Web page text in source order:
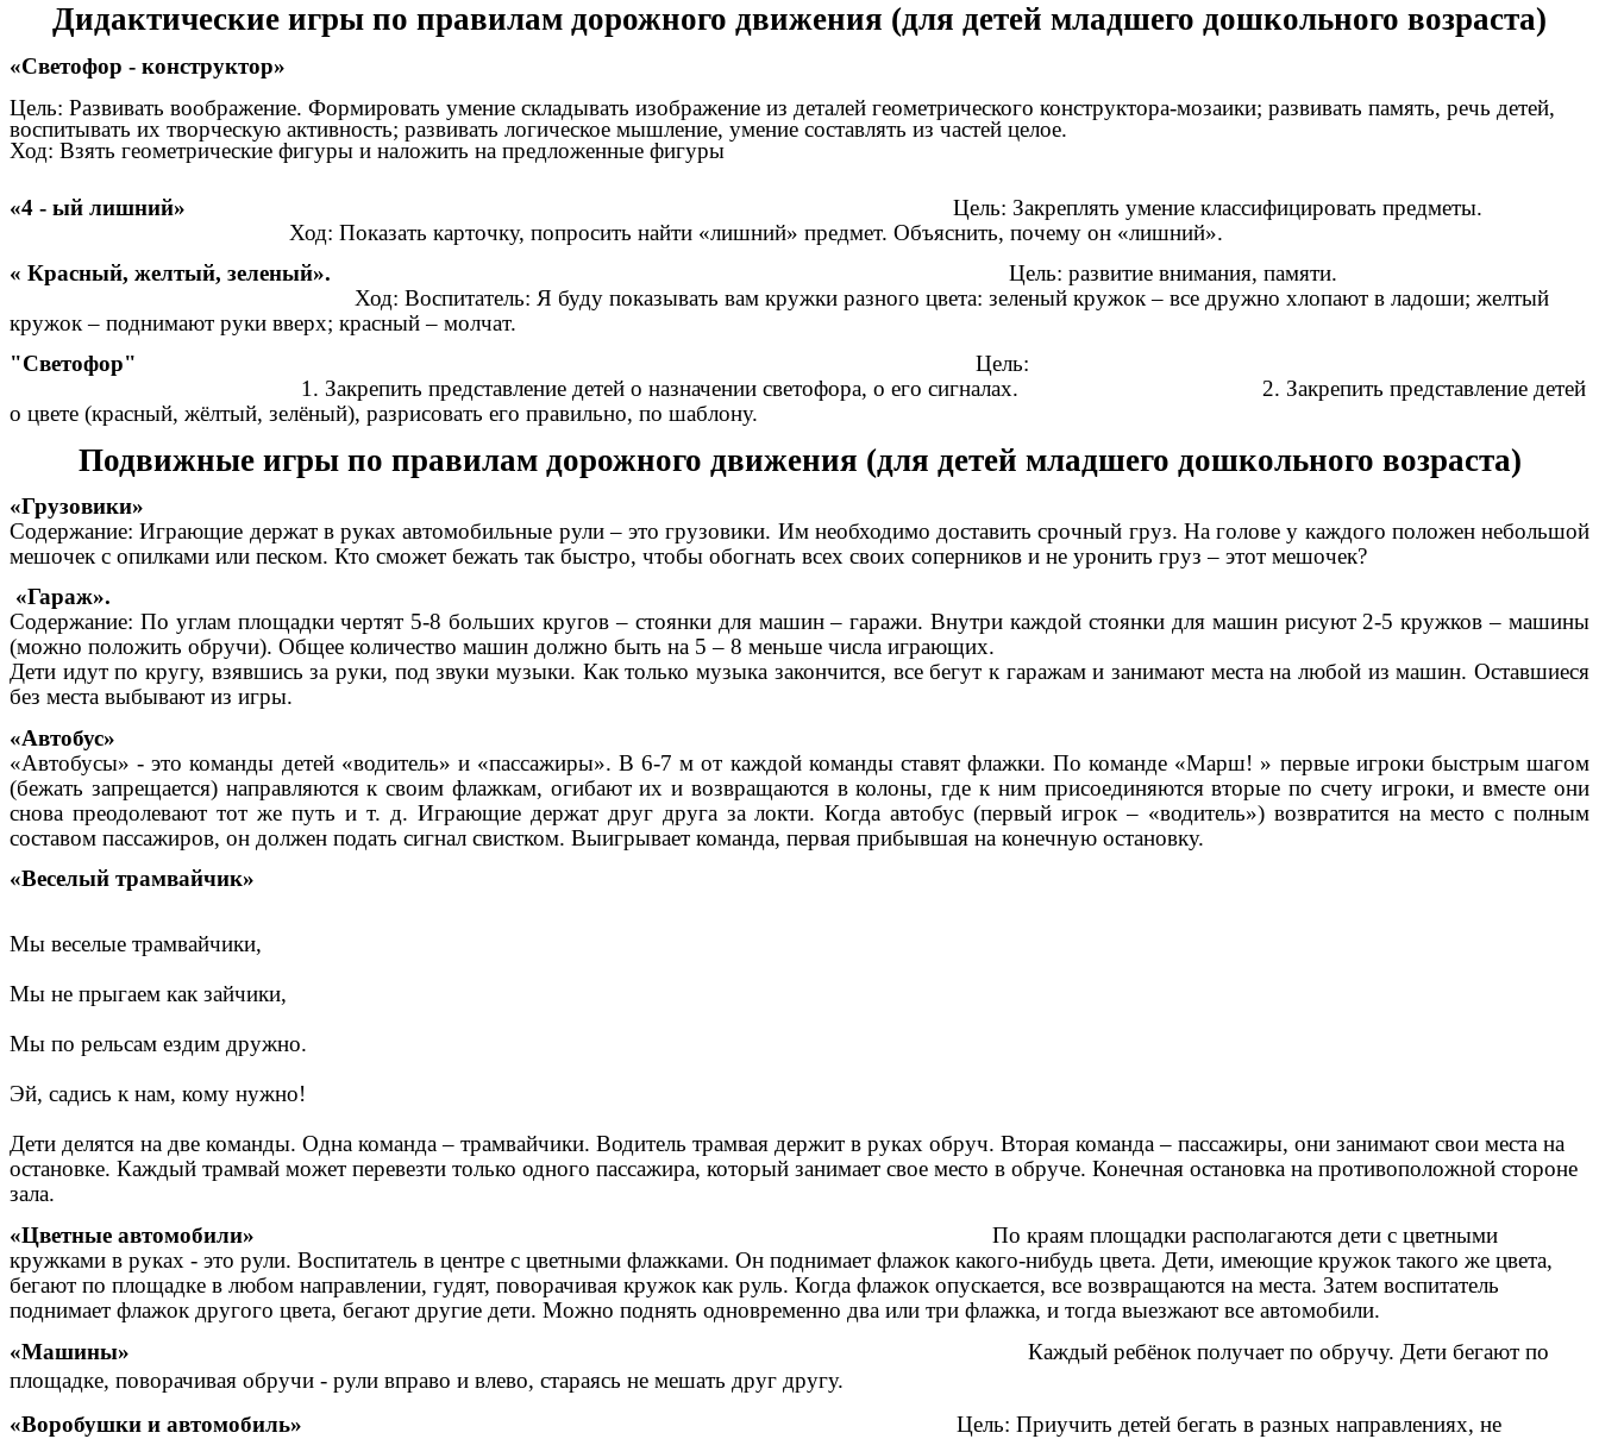
Дидактические игры по правилам дорожного движения (для детей младшего дошкольного возраста)
«Светофор - конструктор»
Цель: Развивать воображение. Формировать умение складывать изображение из деталей геометрического конструктора-мозаики; развивать память, речь детей,
воспитывать их творческую активность; развивать логическое мышление, умение составлять из частей целое.
Ход: Взять геометрические фигуры и наложить на предложенные фигуры
«4 - ый лишний» Цель: Закреплять умение классифицировать предметы.
Ход: Показать карточку, попросить найти «лишний» предмет. Объяснить, почему он «лишний».
« Красный, желтый, зеленый». Цель: развитие внимания, памяти.
Ход: Воспитатель: Я буду показывать вам кружки разного цвета: зеленый кружок – все дружно хлопают в ладоши; желтый
кружок – поднимают руки вверх; красный – молчат.
"Светофор" Цель:
1. Закрепить представление детей о назначении светофора, о его сигналах. 2. Закрепить представление детей
о цвете (красный, жёлтый, зелёный), разрисовать его правильно, по шаблону.
Подвижные игры по правилам дорожного движения (для детей младшего дошкольного возраста)
«Грузовики»
Содержание: Играющие держат в руках автомобильные рули – это грузовики. Им необходимо доставить срочный груз. На голове у каждого положен небольшой
мешочек с опилками или песком. Кто сможет бежать так быстро, чтобы обогнать всех своих соперников и не уронить груз – этот мешочек?
«Гараж».
Содержание: По углам площадки чертят 5-8 больших кругов – стоянки для машин – гаражи. Внутри каждой стоянки для машин рисуют 2-5 кружков – машины
(можно положить обручи). Общее количество машин должно быть на 5 – 8 меньше числа играющих.
Дети идут по кругу, взявшись за руки, под звуки музыки. Как только музыка закончится, все бегут к гаражам и занимают места на любой из машин. Оставшиеся
без места выбывают из игры.
«Автобус»
«Автобусы» - это команды детей «водитель» и «пассажиры». В 6-7 м от каждой команды ставят флажки. По команде «Марш! » первые игроки быстрым шагом
(бежать запрещается) направляются к своим флажкам, огибают их и возвращаются в колоны, где к ним присоединяются вторые по счету игроки, и вместе они
снова преодолевают тот же путь и т. д. Играющие держат друг друга за локти. Когда автобус (первый игрок – «водитель») возвратится на место с полным
составом пассажиров, он должен подать сигнал свистком. Выигрывает команда, первая прибывшая на конечную остановку.
«Веселый трамвайчик»
Мы веселые трамвайчики,
Мы не прыгаем как зайчики,
Мы по рельсам ездим дружно.
Эй, садись к нам, кому нужно!
Дети делятся на две команды. Одна команда – трамвайчики. Водитель трамвая держит в руках обруч. Вторая команда – пассажиры, они занимают свои места на
остановке. Каждый трамвай может перевезти только одного пассажира, который занимает свое место в обруче. Конечная остановка на противоположной стороне
зала.
«Цветные автомобили» По краям площадки располагаются дети с цветными
кружками в руках - это рули. Воспитатель в центре с цветными флажками. Он поднимает флажок какого-нибудь цвета. Дети, имеющие кружок такого же цвета,
бегают по площадке в любом направлении, гудят, поворачивая кружок как руль. Когда флажок опускается, все возвращаются на места. Затем воспитатель
поднимает флажок другого цвета, бегают другие дети. Можно поднять одновременно два или три флажка, и тогда выезжают все автомобили.
«Машины»
Каждый ребёнок получает по обручу. Дети бегают по
площадке, поворачивая обручи - рули вправо и влево, стараясь не мешать друг другу.
«Воробушки и автомобиль»
Цель: Приучить детей бегать в разных направлениях, не